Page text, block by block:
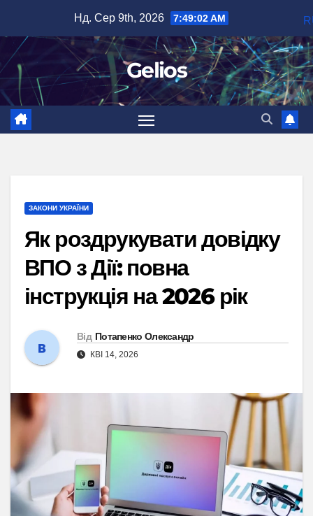
вмісту
Нд. Сер 9th, 2026 7:49:03 AM
Gelios
ЗАКОНИ УКРАЇНИ
Як роздрукувати довідку
ВПО з Дії: повна
інструкція на 2026 рік
Від Потапенко Олександр
КВІ 14, 2026